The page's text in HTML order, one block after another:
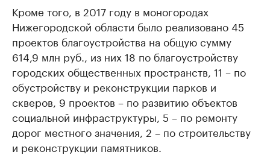
Кроме того, в 2017 году в моногородах
Нижегородской области было реализовано 45
проектов благоустройства на общую сумму
614,9 млн руб., из них 18 по благоустройству
городских общественных пространств, 11 – по
обустройству и реконструкции парков и
скверов, 9 проектов – по развитию объектов
социальной инфраструктуры, 5 – по ремонту
дорог местного значения, 2 – по строительству
и реконструкции памятников.